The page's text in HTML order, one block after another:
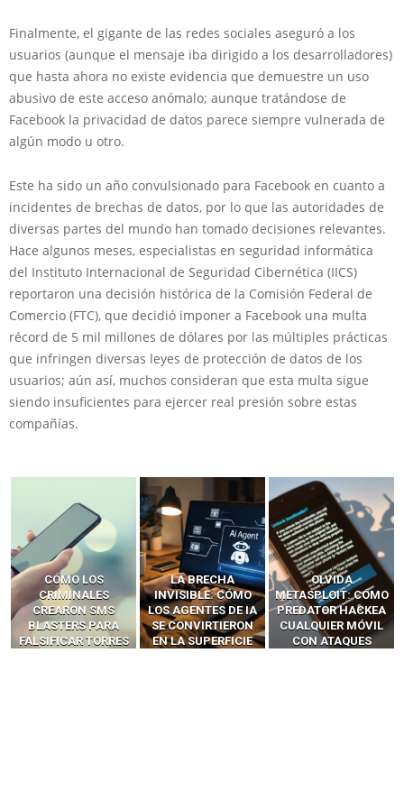
Finalmente, el gigante de las redes sociales aseguró a los
usuarios (aunque el mensaje iba dirigido a los desarrolladores)
que hasta ahora no existe evidencia que demuestre un uso
abusivo de este acceso anómalo; aunque tratándose de
Facebook la privacidad de datos parece siempre vulnerada de
algún modo u otro.
Este ha sido un año convulsionado para Facebook en cuanto a
incidentes de brechas de datos, por lo que las autoridades de
diversas partes del mundo han tomado decisiones relevantes.
Hace algunos meses, especialistas en seguridad informática
del Instituto Internacional de Seguridad Cibernética (IICS)
reportaron una decisión histórica de la Comisión Federal de
Comercio (FTC), que decidió imponer a Facebook una multa
récord de 5 mil millones de dólares por las múltiples prácticas
que infringen diversas leyes de protección de datos de los
usuarios; aún así, muchos consideran que esta multa sigue
siendo insuficientes para ejercer real presión sobre estas
compañías.
LA BRECHA
INVISIBLE: CÓMO
LOS AGENTES DE IA
SE CONVIRTIERON
EN LA SUPERFICIE
OLVIDA
METASPLOIT: CÓMO
PREDATOR HACKEA
CUALQUIER MÓVIL
CON ATAQUES
CÓMO LOS HACKERS
INTERCEPTAN OTPS
Y LLAMADAS
MÓVILES SIN
‘HACKEAR’ — EL